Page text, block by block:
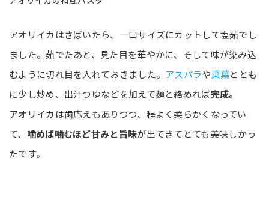
アオリイカはさばいたら、一口サイズにカットして塩茹でし
ました。茹でたあと、見た目を華やかに、そして味が染み込
むように切れ目を入れておきました。 アスパラや菜葉ととも
に少し炒め、出汁つゆなどを加えて麺と絡めれば完成。
アオリイカは歯応えもありつつ、程よく柔らかくなってい
て、 噛めば噛むほど甘みと旨味が出てきてとても美味しかっ
たです。